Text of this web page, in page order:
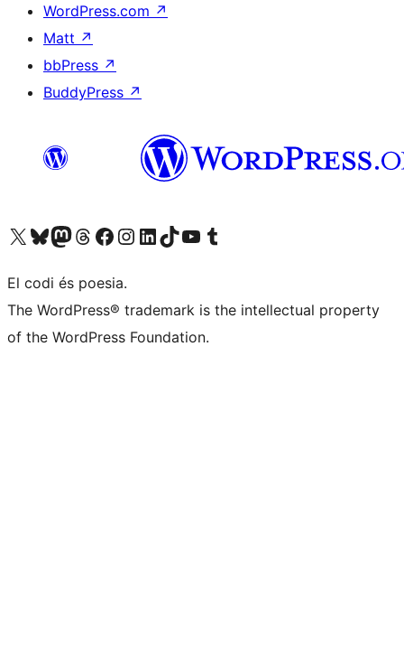
WordPress.com ↗
Matt ↗
bbPress ↗
BuddyPress ↗
Visiteu el nostre compte X (abans Twitter)
Visiteu el nostre compte de Bluesky
Visiteu el nostre compte al Mastodon
Visiteu el nostre compte de Threads
Visiteu la nostra pàgina al Facebook
Visiteu el nostre compte d'Instagram
Visiteu el nostre compte de LinkedIn
Visiteu el nostre compte de TikTok
Visiteu el nostre canal al YouTube
Visiteu el nostre compte de Tumblr
El codi és poesia.
The WordPress® trademark is the intellectual property
of the WordPress Foundation.